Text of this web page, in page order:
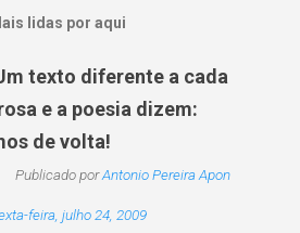
lidas por aqui
texto diferente a cada
e a poesia dizem:
de volta!
Publicado porAntonio Pereira Apon
feira, julho 24, 2009